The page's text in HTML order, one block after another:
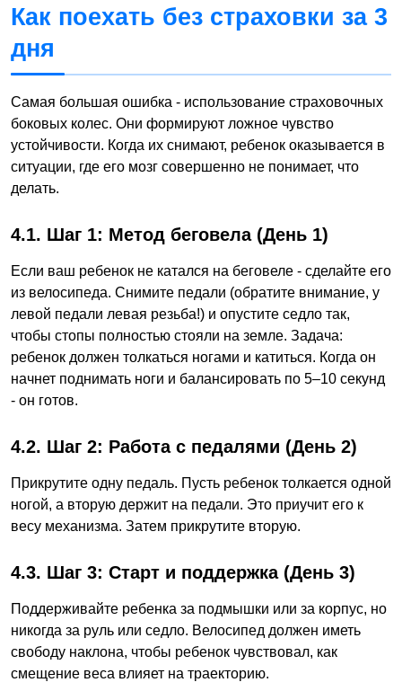
Как поехать без страховки за 3
дня
Самая большая ошибка - использование страховочных
боковых колес. Они формируют ложное чувство
устойчивости. Когда их снимают, ребенок оказывается в
ситуации, где его мозг совершенно не понимает, что
делать.
4.1. Шаг 1: Метод беговела (День 1)
Если ваш ребенок не катался на беговеле - сделайте его
из велосипеда. Снимите педали (обратите внимание, у
левой педали левая резьба!) и опустите седло так,
чтобы стопы полностью стояли на земле. Задача:
ребенок должен толкаться ногами и катиться. Когда он
начнет поднимать ноги и балансировать по 5–10 секунд
- он готов.
4.2. Шаг 2: Работа с педалями (День 2)
Прикрутите одну педаль. Пусть ребенок толкается одной
ногой, а вторую держит на педали. Это приучит его к
весу механизма. Затем прикрутите вторую.
4.3. Шаг 3: Старт и поддержка (День 3)
Поддерживайте ребенка за подмышки или за корпус, но
никогда за руль или седло. Велосипед должен иметь
свободу наклона, чтобы ребенок чувствовал, как
смещение веса влияет на траекторию.